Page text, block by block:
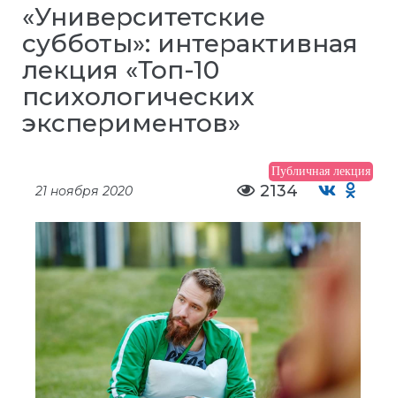
«Университетские
субботы»: интерактивная
лекция «Топ-10
психологических
экспериментов»
Публичная лекция
21 ноября 2020 2134